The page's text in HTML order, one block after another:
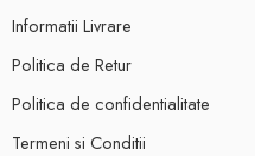
Informatii Livrare
Politica de Retur
Politica de confidentialitate
Termeni si Conditii